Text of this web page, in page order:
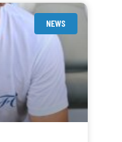
NEWS